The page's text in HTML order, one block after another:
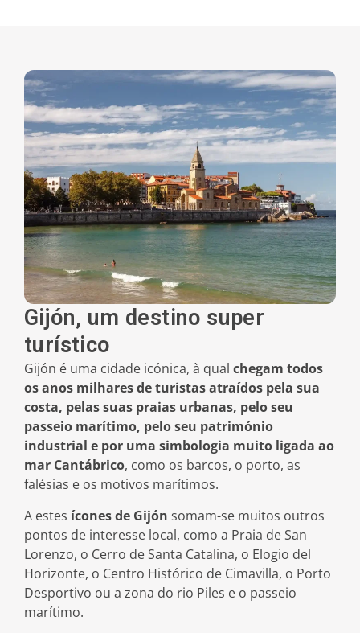
Natal
Letras
Espanha
Gijón, um destino super
turístico
Gijón é uma cidade icónica, à qual chegam todos
os anos milhares de turistas atraídos pela sua
costa, pelas suas praias urbanas, pelo seu
passeio marítimo, pelo seu património
industrial e por uma simbologia muito ligada ao
mar Cantábrico, como os barcos, o porto, as
falésias e os motivos marítimos.
A estes ícones de Gijón somam-se muitos outros
pontos de interesse local, como a Praia de San
Lorenzo, o Cerro de Santa Catalina, o Elogio del
Horizonte, o Centro Histórico de Cimavilla, o Porto
Desportivo ou a zona do rio Piles e o passeio
marítimo.